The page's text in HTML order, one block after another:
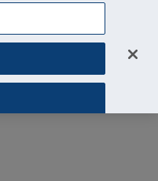
Accedi all'area riservata